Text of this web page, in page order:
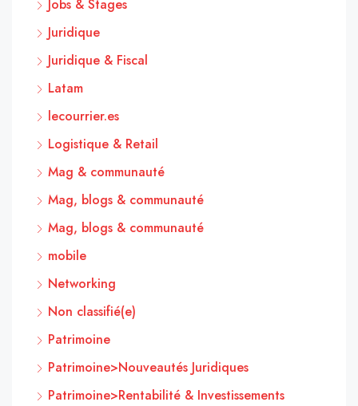
Jobs & Stages
Juridique
Juridique & Fiscal
Latam
lecourrier.es
Logistique & Retail
Mag & communauté
Mag, blogs & communauté
Mag, blogs & communauté
mobile
Networking
Non classifié(e)
Patrimoine
Patrimoine>Nouveautés Juridiques
Patrimoine>Rentabilité & Investissements